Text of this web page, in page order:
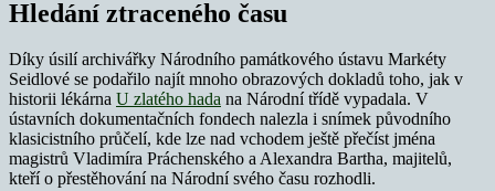
Hledání ztraceného času
Díky úsilí archivářky Národního památkového ústavu Markéty
Seidlové se podařilo najít mnoho obrazových dokladů toho, jak v
historii lékárna U zlatého hada na Národní třídě vypadala. V
ústavních dokumentačních fondech nalezla i snímek původního
klasicistního průčelí, kde lze nad vchodem ještě přečíst jména
magistrů Vladimíra Práchenského a Alexandra Bartha, majitelů,
kteří o přestěhování na Národní svého času rozhodli.